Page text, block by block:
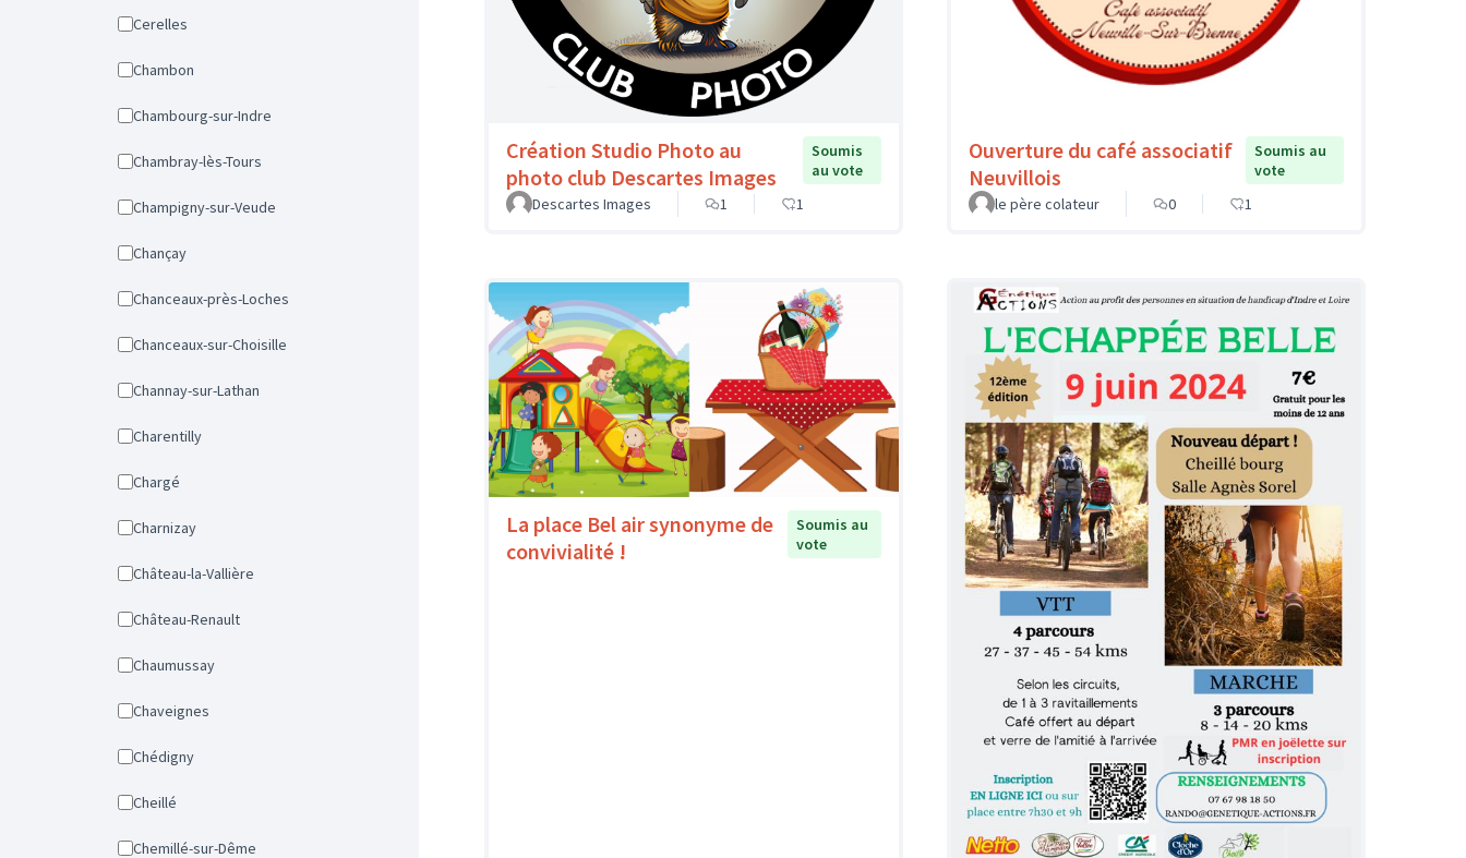
Cerelles
Chambon
Chambourg-sur-Indre
Chambray-lès-Tours
Champigny-sur-Veude
Chançay
Chanceaux-près-Loches
Chanceaux-sur-Choisille
Channay-sur-Lathan
Charentilly
Chargé
Charnizay
Château-la-Vallière
Château-Renault
Chaumussay
Chaveignes
Chédigny
Cheillé
Chemillé-sur-Dême
Création Studio Photo au
photo club Descartes Images
Soumis
au vote
Descartes Images
1 1
Ouverture du café associatif
Neuvillois
Soumis au
vote
le père colateur
0 1
La place Bel air synonyme de
convivialité !
Soumis au
vote